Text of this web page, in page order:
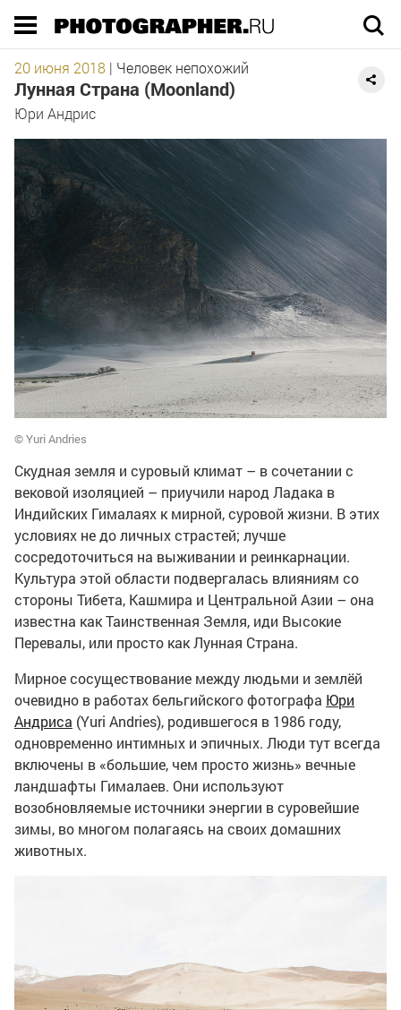
20 июня 2018 | Человек непохожий
Лунная Страна (Moonland)
Юри Андрис
© Yuri Andries
Скудная земля и суровый климат – в сочетании с
вековой изоляцией – приучили народ Ладака в
Индийских Гималаях к мирной, суровой жизни. В этих
условиях не до личных страстей; лучше
сосредоточиться на выживании и реинкарнации.
Культура этой области подвергалась влияниям со
стороны Тибета, Кашмира и Центральной Азии – она
известна как Таинственная Земля, иди Высокие
Перевалы, или просто как Лунная Страна.
Мирное сосуществование между людьми и землёй
очевидно в работах бельгийского фотографа Юри
Андриса (Yuri Andries), родившегося в 1986 году,
одновременно интимных и эпичных. Люди тут всегда
включены в «большие, чем просто жизнь» вечные
ландшафты Гималаев. Они используют
возобновляемые источники энергии в суровейшие
зимы, во многом полагаясь на своих домашних
животных.